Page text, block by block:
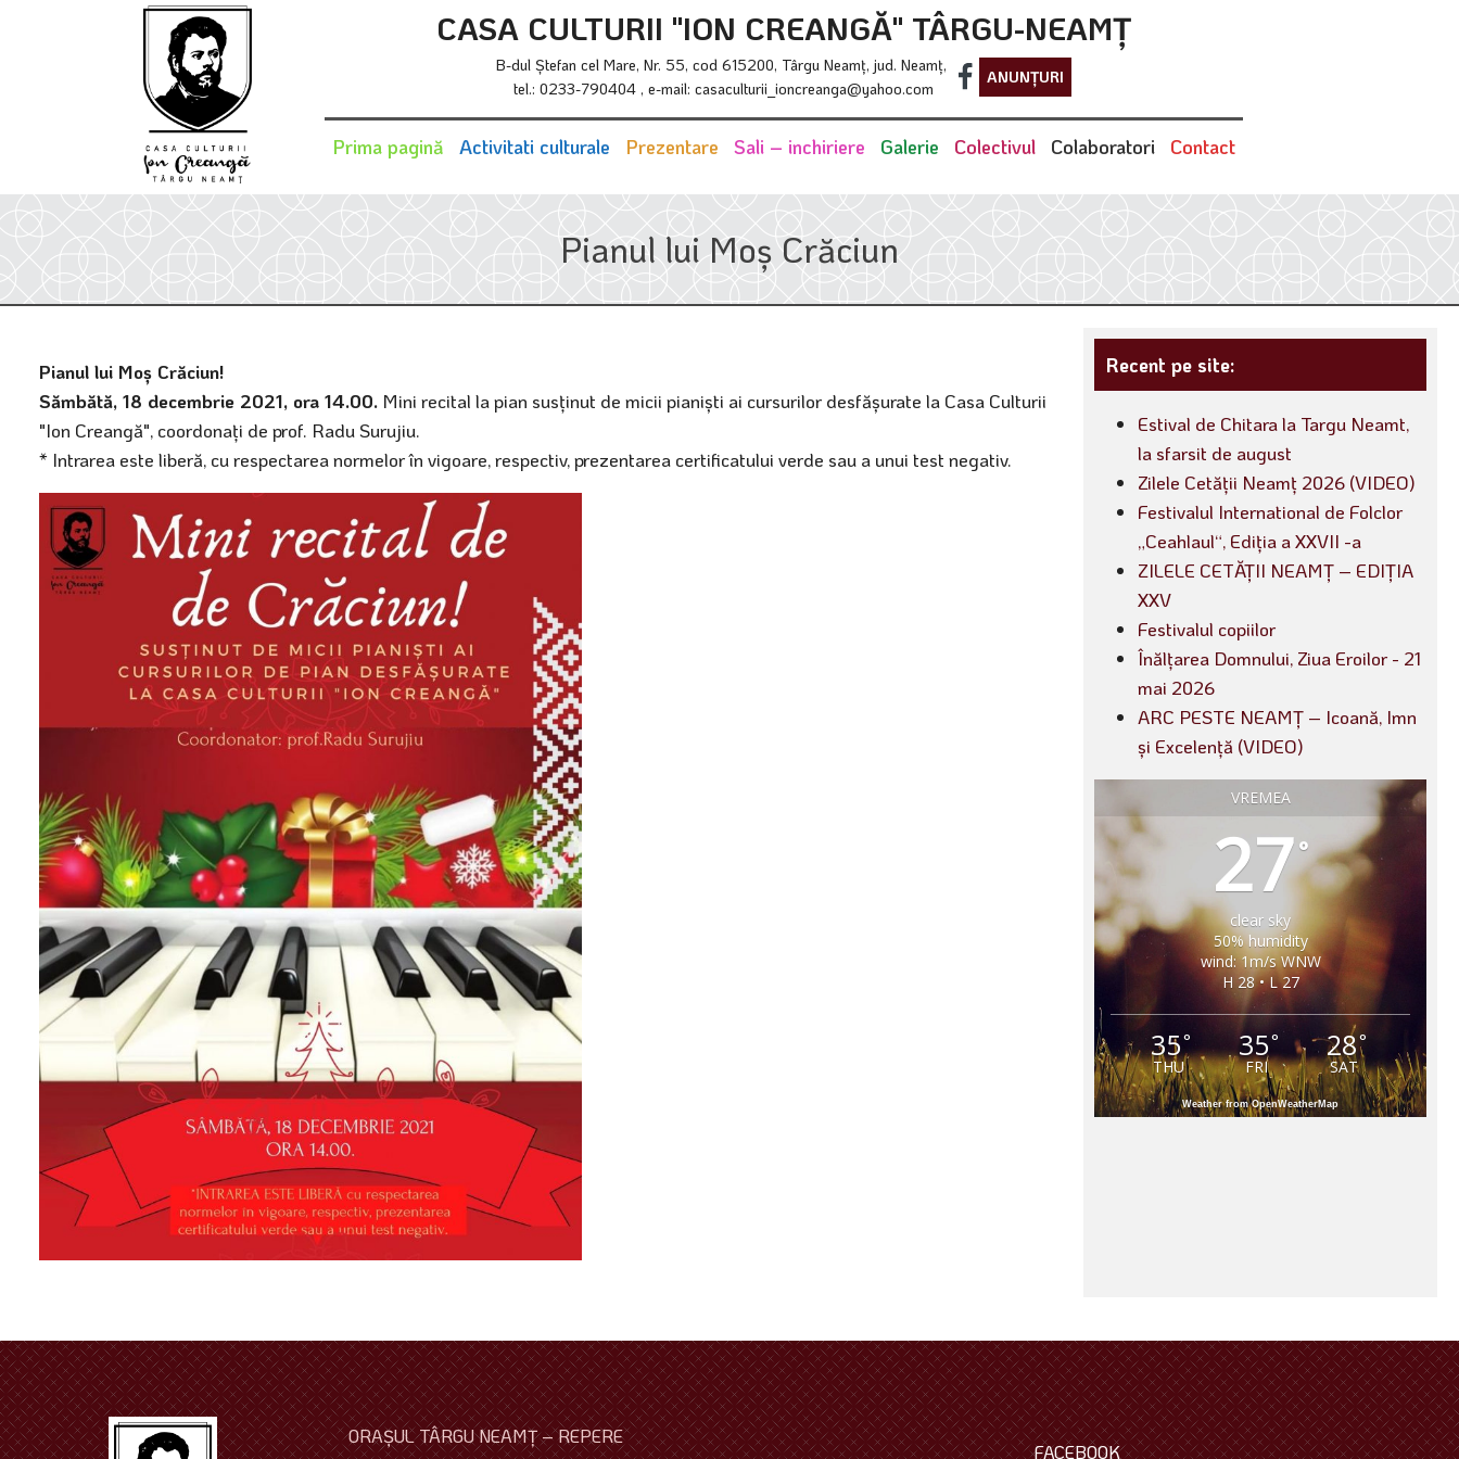
CASA CULTURII "ION CREANGĂ" TÂRGU-NEAMȚ
B-dul Ştefan cel Mare, Nr. 55, cod 615200, Târgu Neamţ, jud. Neamţ,
tel.: 0233-790404 , e-mail: casaculturii_ioncreanga@yahoo.com
ANUNȚURI
Prima pagină Activitati culturale Prezentare Sali – inchiriere Galerie Colectivul Colaboratori Contact
Pianul lui Moş Crăciun
Pianul lui Moş Crăciun!
Sămbătă, 18 decembrie 2021, ora 14.00. Mini recital la pian susţinut de micii pianişti ai cursurilor desfăşurate la Casa Culturii
"Ion Creangă", coordonaţi de prof. Radu Surujiu.
* Intrarea este liberă, cu respectarea normelor în vigoare, respectiv, prezentarea certificatului verde sau a unui test negativ.
Recent pe site:
Estival de Chitara la Targu Neamt,
la sfarsit de august
Zilele Cetății Neamț 2026 (VIDEO)
Festivalul International de Folclor
„Ceahlaul“, Ediția a XXVII -a
ZILELE CETĂȚII NEAMȚ – EDIȚIA
XXV
Festivalul copiilor
Înălțarea Domnului, Ziua Eroilor - 21
mai 2026
ARC PESTE NEAMȚ – Icoană, Imn
și Excelență (VIDEO)
VREMEA
27°
clear sky
50% humidity
wind: 1m/s WNW
H 28 • L 27
35°
THU
35°
FRI
28°
SAT
Weather from OpenWeatherMap
ORAŞUL TÂRGU NEAMŢ – REPERE
FACEBOOK